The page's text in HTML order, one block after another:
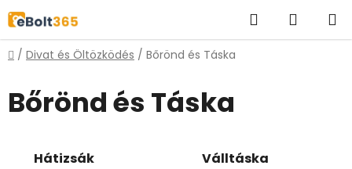
Ugrás
fő
tartalomhoz
KeresésKOSÁR
Kezdőlap
/ Divat és Öltözködés / Bőrönd és Táska
Bőrönd és Táska
Hátizsák Válltáska